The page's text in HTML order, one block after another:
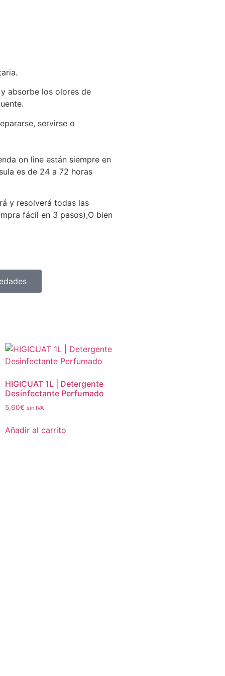
absorbe los olores de
servirse o
on line están siempre en
es de 24 a 72 horas
y resolverá todas las
fácil en 3 pasos),O bien
HIGICUAT 1L | Detergente
Desinfectante Perfumado
5,60€ sin IVA
Añadir al carrito